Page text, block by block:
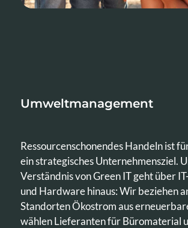
Umweltmanagement
Ressourcenschonendes Handeln ist
ein strategisches Unternehmensziel.
Verständnis von Green IT geht über
und Hardware hinaus: Wir beziehen
Standorten Ökostrom aus
wählen Lieferanten für Büromaterial